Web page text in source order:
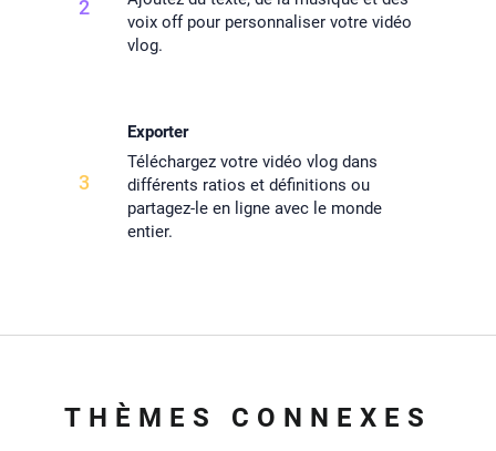
2
voix off pour personnaliser votre vidéo
vlog.
3
Exporter
Téléchargez votre vidéo vlog dans
différents ratios et définitions ou
partagez-le en ligne avec le monde
entier.
THÈMES CONNEXES